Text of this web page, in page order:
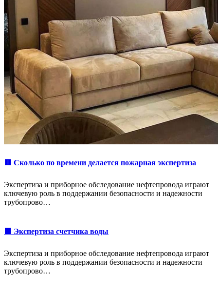
🟥 Сколько по времени делается пожарная экспертиза
Экспертиза и приборное обследование нефтепровода играют
ключевую роль в поддержании безопасности и надежности
трубопрово…
🟩 Экспертиза счетчика воды
Экспертиза и приборное обследование нефтепровода играют
ключевую роль в поддержании безопасности и надежности
трубопрово…